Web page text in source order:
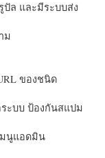
ปัล และมีระบบส่ง
ม
ของชนิด
ะบบ ป้องกันสแปม
นูแอดมิน